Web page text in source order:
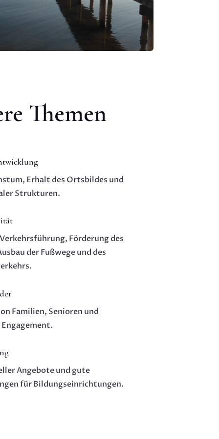
Themen
Erhalt des Ortsbildes und
Strukturen.
Förderung des
der Fußwege und des
Familien, Senioren und
Angebote und gute
für Bildungseinrichtungen.